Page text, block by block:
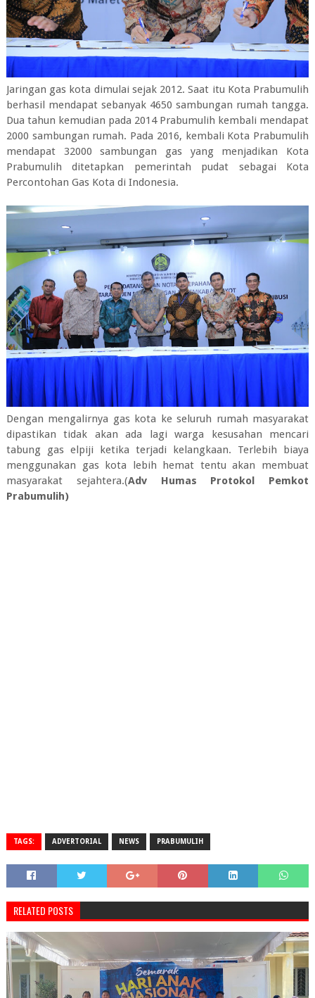
Jaringan gas kota dimulai sejak 2012. Saat itu Kota Prabumulih
berhasil mendapat sebanyak 4650 sambungan rumah tangga.
Dua tahun kemudian pada 2014 Prabumulih kembali mendapat
2000 sambungan rumah. Pada 2016, kembali Kota Prabumulih
mendapat 32000 sambungan gas yang menjadikan Kota
Prabumulih ditetapkan pemerintah pudat sebagai Kota
Percontohan Gas Kota di Indonesia.
Dengan mengalirnya gas kota ke seluruh rumah masyarakat
dipastikan tidak akan ada lagi warga kesusahan mencari
tabung gas elpiji ketika terjadi kelangkaan. Terlebih biaya
menggunakan gas kota lebih hemat tentu akan membuat
masyarakat sejahtera.(Adv Humas Protokol Pemkot
Prabumulih)
TAGS: ADVERTORIAL NEWS PRABUMULIH
RELATED POSTS